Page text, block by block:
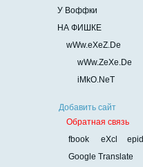
У Воффки
НА ФИШКЕ
wWw.eXeZ.De
wWw.ZeXe.De
iMkO.NeT
Добавить сайт
Обратная связь
fbook
eXcl
epid
Google Translate